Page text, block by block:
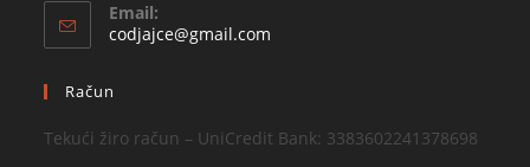
Email:
codjajce@gmail.com
Račun
Tekući žiro račun – UniCredit Bank: 3383602241378698